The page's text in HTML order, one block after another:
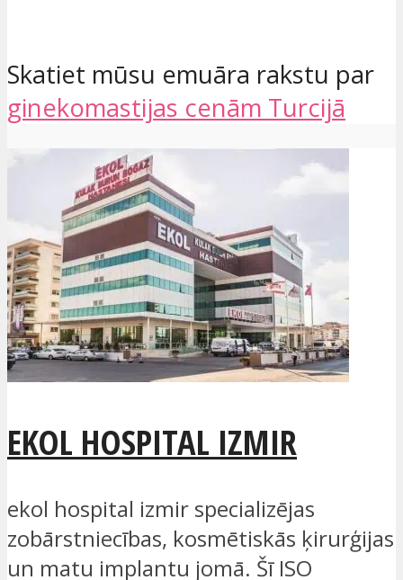
Skatiet mūsu emuāra rakstu par
ginekomastijas cenām Turcijā
EKOL HOSPITAL IZMIR
ekol hospital izmir specializējas
zobārstniecības, kosmētiskās ķirurģijas
un matu implantu jomā. Šī ISO